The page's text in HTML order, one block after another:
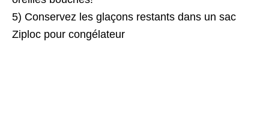
5) Conservez les glaçons restants dans un sac
Ziploc pour congélateur